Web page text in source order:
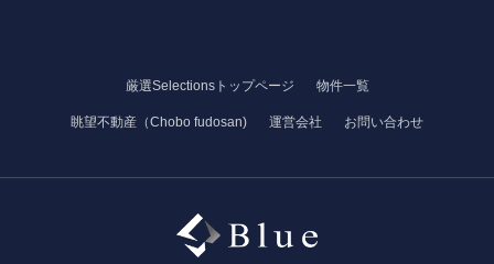
厳選Selectionsトップページ 物件一覧
眺望不動産（Chobo fudosan) 運営会社 お問い合わせ